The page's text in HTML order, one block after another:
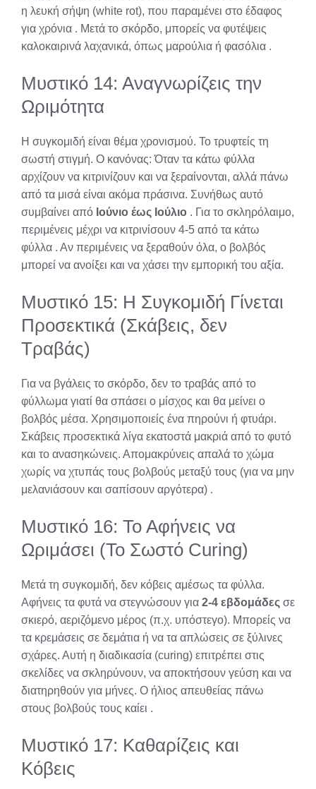
η λευκή σήψη (white rot), που παραμένει στο έδαφος
για χρόνια . Μετά το σκόρδο, μπορείς να φυτέψεις
καλοκαιρινά λαχανικά, όπως μαρούλια ή φασόλια .
Μυστικό 14: Αναγνωρίζεις την
Ωριμότητα
Η συγκομιδή είναι θέμα χρονισμού. Το τρυφτείς τη
σωστή στιγμή. Ο κανόνας: Όταν τα κάτω φύλλα
αρχίζουν να κιτρινίζουν και να ξεραίνονται, αλλά πάνω
από τα μισά είναι ακόμα πράσινα. Συνήθως αυτό
συμβαίνει από Ιούνιο έως Ιούλιο . Για το σκληρόλαιμο,
περιμένεις μέχρι να κιτρινίσουν 4-5 από τα κάτω
φύλλα . Αν περιμένεις να ξεραθούν όλα, ο βολβός
μπορεί να ανοίξει και να χάσει την εμπορική του αξία.
Μυστικό 15: Η Συγκομιδή Γίνεται
Προσεκτικά (Σκάβεις, δεν
Τραβάς)
Για να βγάλεις το σκόρδο, δεν το τραβάς από το
φύλλωμα γιατί θα σπάσει ο μίσχος και θα μείνει ο
βολβός μέσα. Χρησιμοποιείς ένα πηρούνι ή φτυάρι.
Σκάβεις προσεκτικά λίγα εκατοστά μακριά από το φυτό
και το ανασηκώνεις. Απομακρύνεις απαλά το χώμα
χωρίς να χτυπάς τους βολβούς μεταξύ τους (για να μην
μελανιάσουν και σαπίσουν αργότερα) .
Μυστικό 16: Το Αφήνεις να
Ωριμάσει (Το Σωστό Curing)
Μετά τη συγκομιδή, δεν κόβεις αμέσως τα φύλλα.
Αφήνεις τα φυτά να στεγνώσουν για 2-4 εβδομάδες σε
σκιερό, αεριζόμενο μέρος (π.χ. υπόστεγο). Μπορείς να
τα κρεμάσεις σε δεμάτια ή να τα απλώσεις σε ξύλινες
σχάρες. Αυτή η διαδικασία (curing) επιτρέπει στις
σκελίδες να σκληρύνουν, να αποκτήσουν γεύση και να
διατηρηθούν για μήνες. Ο ήλιος απευθείας πάνω
στους βολβούς τους καίει .
Μυστικό 17: Καθαρίζεις και
Κόβεις